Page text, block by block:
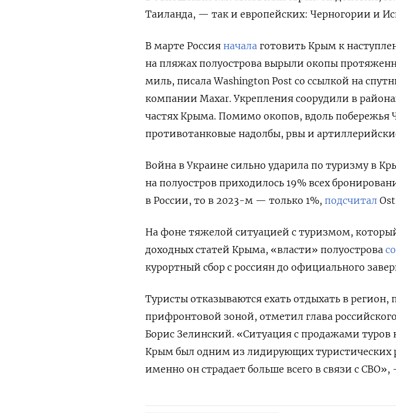
Таиланда, — так и европейских: Черногории и
В марте Россия начала готовить Крым к
на пляжах полуострова вырыли окопы
миль, писала Washington Post со ссылкой на
компании Maxar. Укрепления соорудили в
частях Крыма. Помимо окопов, вдоль побережья
противотанковые надолбы, рвы и
Война в Украине сильно ударила по туризму в
на полуостров приходилось 19% всех
в России, то в 2023-м — только 1%, подсчитал
На фоне тяжелой ситуацией с туризмом,
доходных статей Крыма, «власти» полуострова
курортный сбор с россиян до официального
Туристы отказываются ехать отдыхать в регион,
прифронтовой зоной, отметил глава
Борис Зелинский. «Ситуация с продажами туров
Крым был одним из лидирующих туристических
именно он страдает больше всего в связи с